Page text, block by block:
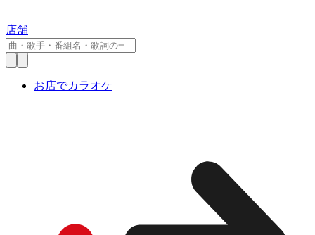
店舗
お店でカラオケ